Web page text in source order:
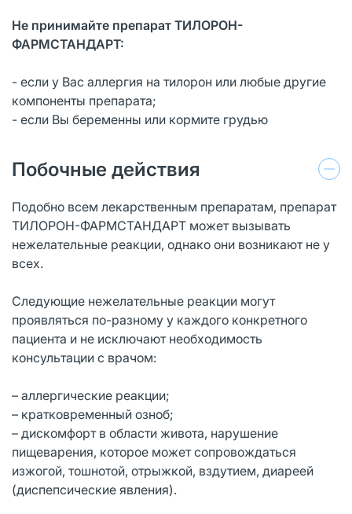
Не принимайте препарат ТИЛОРОН-
ФАРМСТАНДАРТ:
- если у Вас аллергия на тилорон или любые другие
компоненты препарата;
- если Вы беременны или кормите грудью
Побочные действия
Подобно всем лекарственным препаратам, препарат
ТИЛОРОН-ФАРМСТАНДАРТ может вызывать
нежелательные реакции, однако они возникают не у
всех.
Следующие нежелательные реакции могут
проявляться по-разному у каждого конкретного
пациента и не исключают необходимость
консультации с врачом:
– аллергические реакции;
– кратковременный озноб;
– дискомфорт в области живота, нарушение
пищеварения, которое может сопровождаться
изжогой, тошнотой, отрыжкой, вздутием, диареей
(диспепсические явления).